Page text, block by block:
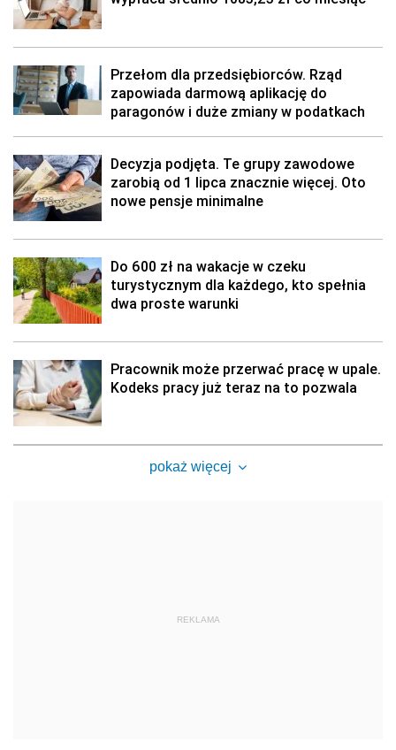
Przełom dla przedsiębiorców. Rząd
zapowiada darmową aplikację do
paragonów i duże zmiany w podatkach
Decyzja podjęta. Te grupy zawodowe
zarobią od 1 lipca znacznie więcej. Oto
nowe pensje minimalne
Do 600 zł na wakacje w czeku
turystycznym dla każdego, kto spełnia
dwa proste warunki
Pracownik może przerwać pracę w upale.
Kodeks pracy już teraz na to pozwala
pokaż więcej
REKLAMA